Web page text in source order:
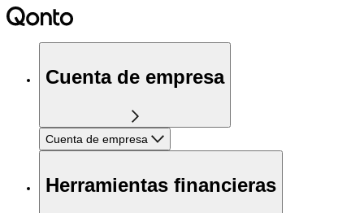
Cuenta de empresa
Cuenta de empresa
Herramientas financieras